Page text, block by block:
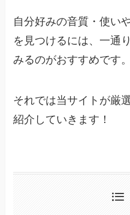
自分好みの音質・使い
を見つけるには、一通
みるのがおすすめです。
それでは当サイトが厳
紹介していきます！